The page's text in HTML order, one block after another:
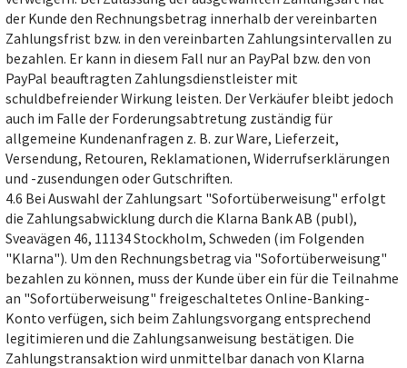
der Kunde den Rechnungsbetrag innerhalb der vereinbarten
Zahlungsfrist bzw. in den vereinbarten Zahlungsintervallen zu
bezahlen. Er kann in diesem Fall nur an PayPal bzw. den von
PayPal beauftragten Zahlungsdienstleister mit
schuldbefreiender Wirkung leisten. Der Verkäufer bleibt jedoch
auch im Falle der Forderungsabtretung zuständig für
allgemeine Kundenanfragen z. B. zur Ware, Lieferzeit,
Versendung, Retouren, Reklamationen, Widerrufserklärungen
und -zusendungen oder Gutschriften.
4.6 Bei Auswahl der Zahlungsart "Sofortüberweisung" erfolgt
die Zahlungsabwicklung durch die Klarna Bank AB (publ),
Sveavägen 46, 11134 Stockholm, Schweden (im Folgenden
"Klarna"). Um den Rechnungsbetrag via "Sofortüberweisung"
bezahlen zu können, muss der Kunde über ein für die Teilnahme
an "Sofortüberweisung" freigeschaltetes Online-Banking-
Konto verfügen, sich beim Zahlungsvorgang entsprechend
legitimieren und die Zahlungsanweisung bestätigen. Die
Zahlungstransaktion wird unmittelbar danach von Klarna